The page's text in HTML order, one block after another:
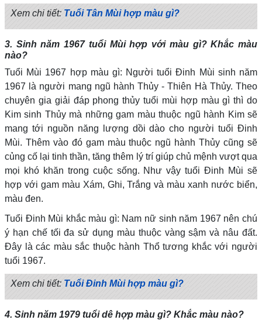
Xem chi tiết: Tuổi Tân Mùi hợp màu gì?
3. Sinh năm 1967 tuổi Mùi hợp với màu gì? Khắc màu
nào?
Tuổi Mùi 1967 hợp màu gì: Người tuổi Đinh Mùi sinh năm
1967 là người mang ngũ hành Thủy - Thiên Hà Thủy. Theo
chuyên gia giải đáp phong thủy tuổi mùi hợp màu gì thì do
Kim sinh Thủy mà những gam màu thuộc ngũ hành Kim sẽ
mang tới nguồn năng lượng dồi dào cho người tuổi Đinh
Mùi. Thêm vào đó gam màu thuộc ngũ hành Thủy cũng sẽ
củng cố lại tinh thần, tăng thêm lý trí giúp chủ mệnh vượt qua
mọi khó khăn trong cuộc sống. Như vậy tuổi Đinh Mùi sẽ
hợp với gam màu Xám, Ghi, Trắng và màu xanh nước biển,
màu đen.
Tuổi Đinh Mùi khắc màu gì: Nam nữ sinh năm 1967 nên chú
ý hạn chế tối đa sử dụng màu thuộc vàng sậm và nâu đất.
Đây là các màu sắc thuộc hành Thổ tương khắc với người
tuổi 1967.
Xem chi tiết: Tuổi Đinh Mùi hợp màu gì?
4. Sinh năm 1979 tuổi dê hợp màu gì? Khắc màu nào?